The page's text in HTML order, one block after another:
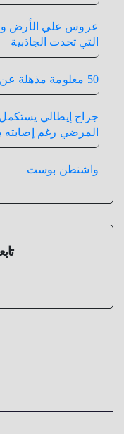
عروس علي الأرض
التي تحدت الجاذبية
50 معلومة مذهلة عن لعبة الشطرنج
جراح إيطالي
المرضي رغم إصابته
واشنطن بوست